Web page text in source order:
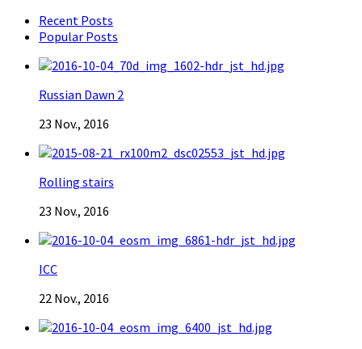
Recent Posts
Popular Posts
Russian Dawn 2
23 Nov., 2016
Rolling stairs
23 Nov., 2016
ICC
22 Nov., 2016